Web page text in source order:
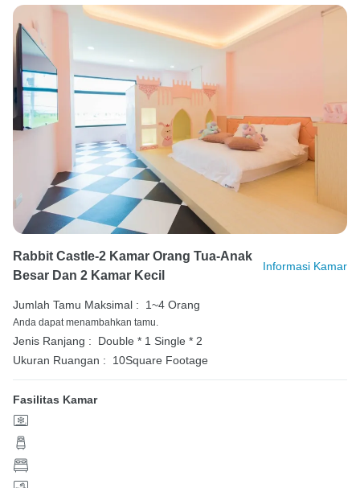
Rabbit Castle-2 Kamar Orang Tua-Anak
Besar Dan 2 Kamar Kecil
Informasi Kamar
Jumlah Tamu Maksimal : 1~4 Orang
Anda dapat menambahkan tamu.
Jenis Ranjang : Double * 1 Single * 2
Ukuran Ruangan :
10Square Footage
Fasilitas Kamar